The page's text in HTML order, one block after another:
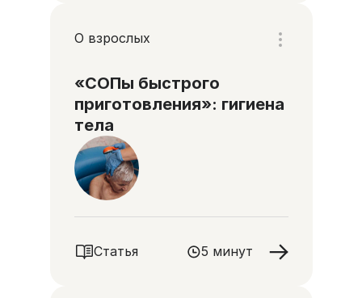
О взрослых
«СОПы быстрого
приготовления»: гигиена
тела
Статья 5 минут